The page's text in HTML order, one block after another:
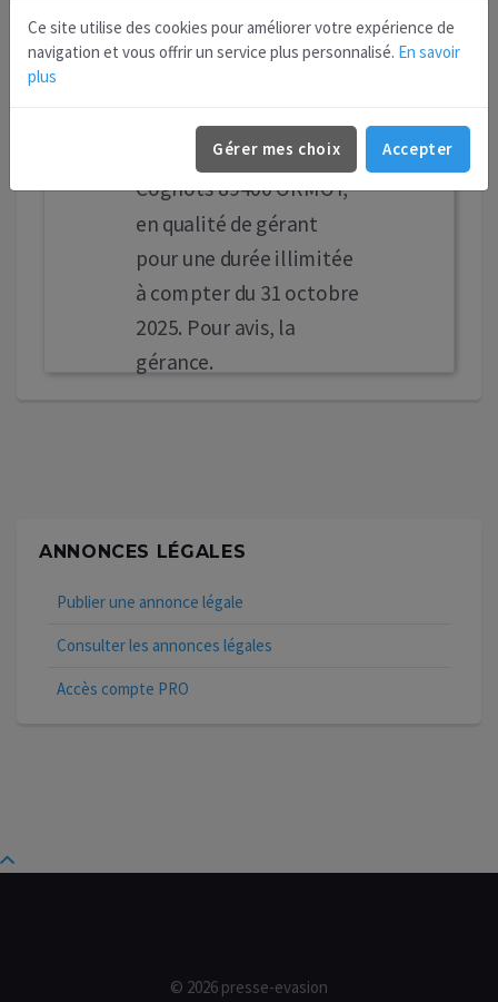
M. Rodolphe LANG au 26
mai 2025, date de son
demeurant 9 rue des
Cognots 89400 ORMOY,
en qualité de gérant
pour une durée illimitée
à compter du 31 octobre
2025. Pour avis, la
gérance.
ANNONCES LÉGALES
Publier une annonce légale
Consulter les annonces légales
Accès compte PRO
© 2026 presse-evasion
Ce site utilise des cookies pour améliorer votre expérience de
navigation et vous offrir un service plus personnalisé. En savoir
plus
Gérer mes choix Accepter